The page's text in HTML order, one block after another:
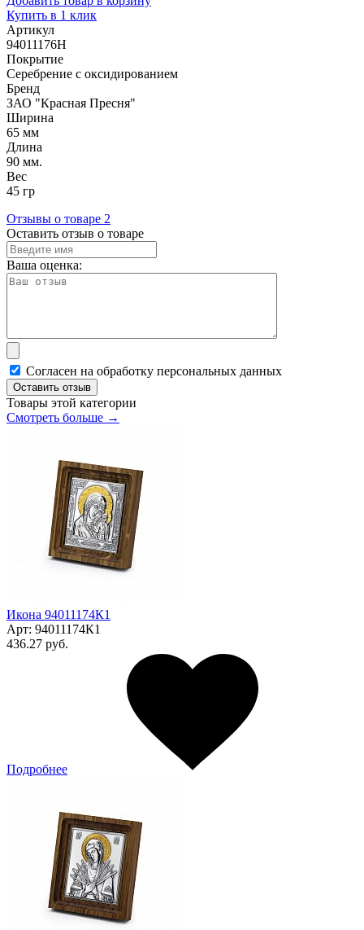
Купить в 1 клик
Артикул
94011176Н
Покрытие
Серебрение с оксидированием
Бренд
ЗАО "Красная Пресня"
Ширина
65 мм
Длина
90 мм.
Вес
45 гр
Отзывы о товаре 2
Оставить отзыв о товаре
Ваша оценка:
Согласен на обработку персональных данных
Оставить отзыв
Товары этой категории
Смотреть больше →
Икона 94011174К1
Арт: 94011174К1
436.27 руб.
Подробнее